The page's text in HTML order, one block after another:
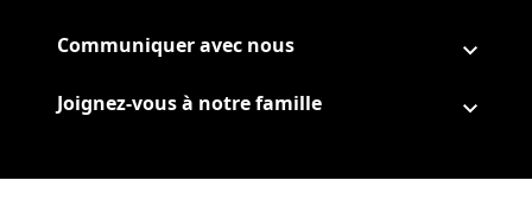
Communiquer avec nous
Joignez-vous à notre famille